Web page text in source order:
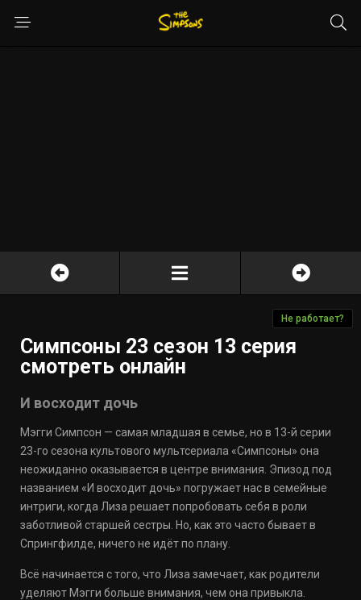
Не работает?
Симпсоны 23 сезон 13 серия
смотреть онлайн
И восходит дочь
Мэгги Симпсон — самая младшая в семье, но в 13-й серии
23-го сезона культового мультсериала «Симпсоны» она
неожиданно оказывается в центре внимания. Эпизод под
названием «И восходит дочь» погружает нас в семейные
интриги, когда Лиза решает попробовать себя в роли
заботливой старшей сестры. Но, как это часто бывает в
Спрингфилде, ничего не идёт по плану.
Всё начинается с того, что Лиза замечает, как родители
уделяют Мэгги больше внимания, чем она привыкла.